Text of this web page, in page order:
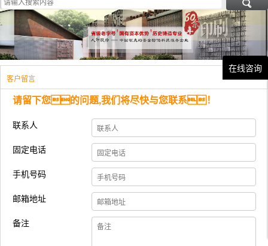
在线咨询

客户留言
请留下您的问题,我们将尽快与您联系！
联系人
固定电话
手机号码
邮箱地址
备注